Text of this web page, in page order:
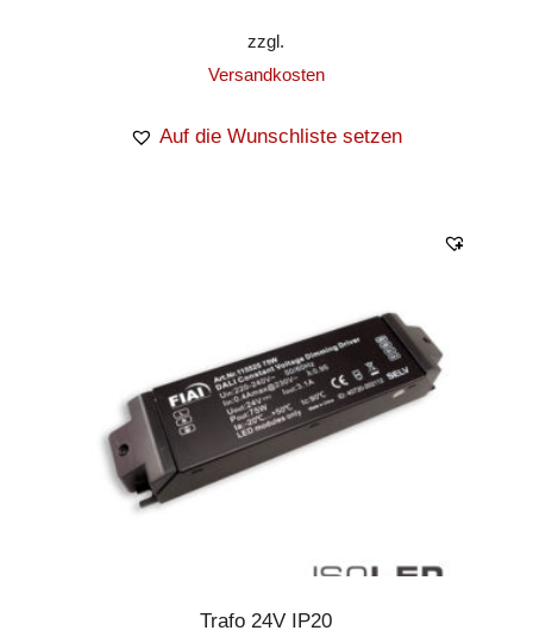
zzgl.
Versandkosten
Auf die Wunschliste setzen
Trafo 24V IP20